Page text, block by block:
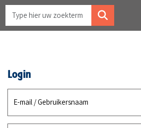
Login
E-mail / Gebruikersnaam